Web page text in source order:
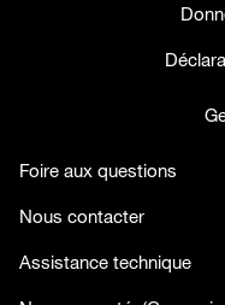
Foire aux questions
Nous contacter
Assistance technique